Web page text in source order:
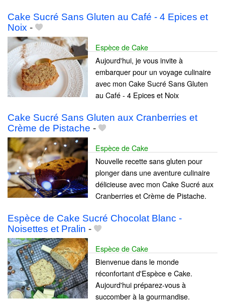
Cake Sucré Sans Gluten au Café - 4 Epices et
Noix -
Espèce de Cake
Aujourd'hui, je vous invite à
embarquer pour un voyage culinaire
avec mon Cake Sucré Sans Gluten
au Café - 4 Epices et Noix
Cake Sucré Sans Gluten aux Cranberries et
Crème de Pistache -
Espèce de Cake
Nouvelle recette sans gluten pour
plonger dans une aventure culinaire
délicieuse avec mon Cake Sucré aux
Cranberries et Crème de Pistache.
Espèce de Cake Sucré Chocolat Blanc -
Noisettes et Pralin -
Espèce de Cake
Bienvenue dans le monde
réconfortant d'Espèce e Cake.
Aujourd'hui préparez-vous à
succomber à la gourmandise.